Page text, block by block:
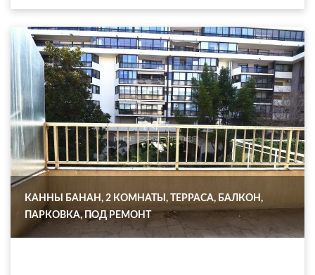
КАННЫ БАНАН, 2 КОМНАТЫ, ТЕРРАСА, БАЛКОН,
ПАРКОВКА, ПОД РЕМОНТ